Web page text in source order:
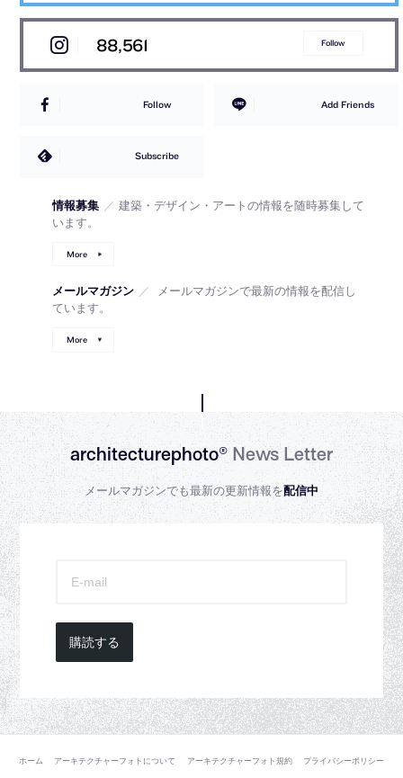
88,561 Follow
Follow Add Friends
Subscribe
情報募集 ／ 建築・デザイン・アートの情報を随時募集して
います。
More
メールマガジン ／
メールマガジンで最新の情報を配信し
ています。
More
architecturephoto®News Letter
メールマガジンでも最新の更新情報を配信中
購読する
ホーム アーキテクチャーフォトについて アーキテクチャーフォト規約 プライバシーポリシー